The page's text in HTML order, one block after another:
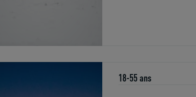
18-55 ans